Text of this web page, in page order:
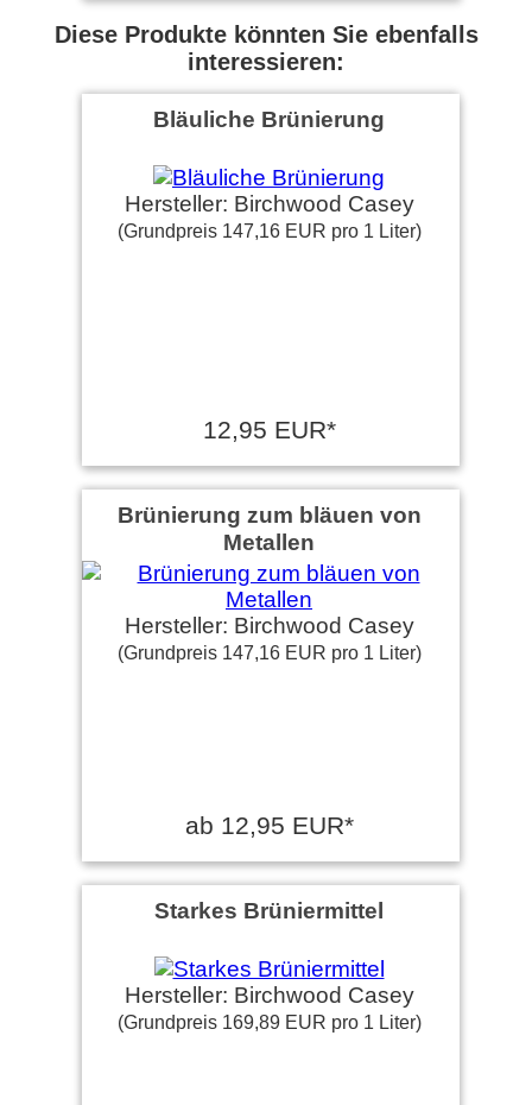
Diese Produkte könnten Sie ebenfalls
interessieren:
Bläuliche Brünierung
Hersteller: Birchwood Casey
(Grundpreis 147,16 EUR pro 1 Liter)
12,95 EUR*
Brünierung zum bläuen von
Metallen
Hersteller: Birchwood Casey
(Grundpreis 147,16 EUR pro 1 Liter)
ab 12,95 EUR*
Starkes Brüniermittel
Hersteller: Birchwood Casey
(Grundpreis 169,89 EUR pro 1 Liter)